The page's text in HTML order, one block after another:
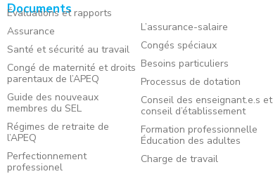
Documents
Évaluations et rapports
Assurance
Santé et sécurité au travail
Congé de maternité et droits
parentaux de l’APEQ
Guide des nouveaux
membres du SEL
Régimes de retraite de
l’APEQ
Perfectionnement
professionel
L’assurance-salaire
Congés spéciaux
Besoins particuliers
Processus de dotation
Conseil des enseignant.e.s et
conseil d’établissement
Formation professionnelle
Éducation des adultes
Charge de travail